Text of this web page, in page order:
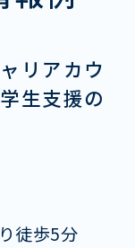
リアカウ
生支援の
徒歩5分